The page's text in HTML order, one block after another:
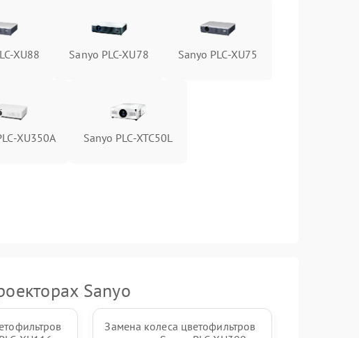
XU88 Sanyo PLC-XU78 Sanyo PLC-XU75
XU350A Sanyo PLC-XTC50L
Sanyo
Замена колеса цветофильтров